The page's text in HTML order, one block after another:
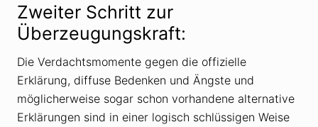
Zweiter Schritt zur
Überzeugungskraft:
Die Verdachtsmomente gegen die offizielle
Erklärung, diffuse Bedenken und Ängste und
möglicherweise sogar schon vorhandene alternative
Erklärungen sind in einer logisch schlüssigen Weise